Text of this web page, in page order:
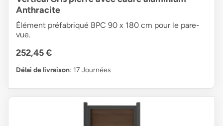
Anthracite
Élément préfabriqué BPC 90 x 180 cm pour le pare-
vue.
252,45 €
Délai de livraison: 17 Journées